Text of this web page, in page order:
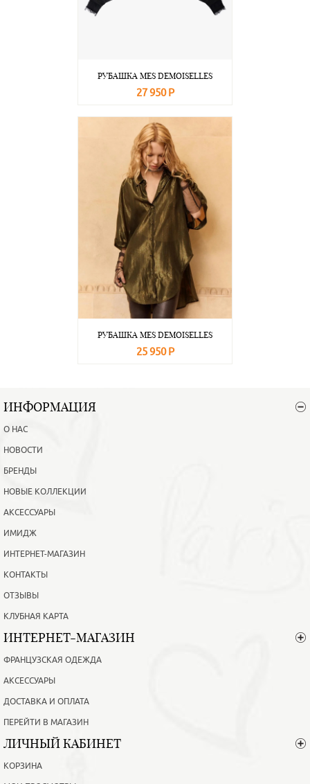
РУБАШКА MES DEMOISELLES
27 950 Р
РУБАШКА MES DEMOISELLES
25 950 Р
ИНФОРМАЦИЯ
О НАС
НОВОСТИ
БРЕНДЫ
НОВЫЕ КОЛЛЕКЦИИ
АКСЕССУАРЫ
ИМИДЖ
ИНТЕРНЕТ-МАГАЗИН
КОНТАКТЫ
ОТЗЫВЫ
КЛУБНАЯ КАРТА
ИНТЕРНЕТ-МАГАЗИН
ФРАНЦУЗСКАЯ ОДЕЖДА
АКСЕССУАРЫ
ДОСТАВКА И ОПЛАТА
ПЕРЕЙТИ В МАГАЗИН
ЛИЧНЫЙ КАБИНЕТ
КОРЗИНА